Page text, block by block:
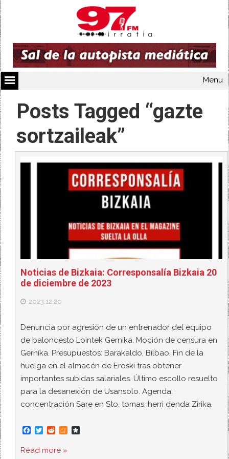
Menu
Posts Tagged “gazte
sortzaileak”
Noticias de Bizkaia: Corresponsalía Bizkaia 20
de diciembre de 2023
2023.12.20
Denuncia por agresión de un entrenador del equipo
de baloncesto Lointek Gernika. Moción de censura en
Gernika. Presupuestos: Barakaldo, Bilbao. Fin de la
huelga en el almacén de Eroski tras obtener
importantes subidas salariales. Último escollo resuelto
para la desanexión de Usansolo. Agenda:
concentración Sare en Sto. tomas, herri denda Zirika.
F
c
e
T
i
t
R
d
d
M
Read more »